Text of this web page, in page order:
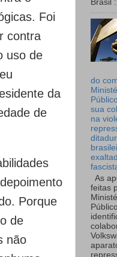
Foi
contra
uso de
da
de
Porque
de
não
Brasil :
do
sua
na
As
feitas